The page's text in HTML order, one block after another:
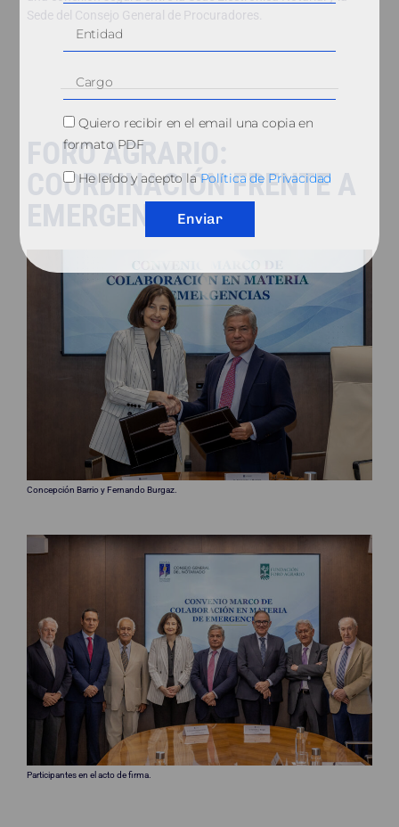
Sede del Consejo General de Procuradores.
FORO AGRARIO:
COORDINACIÓN FRENTE A
EMERGENCIAS
Concepción Barrio y Fernando Burgaz.
Participantes en el acto de firma.
Quiero recibir en el email una copia en
formato PDF
He leído y acepto laPolítica de Privacidad
Enviar